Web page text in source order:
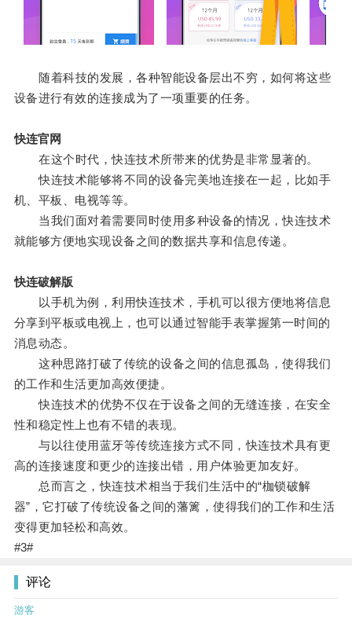
随着科技的发展，各种智能设备层出不穷，如何将这些
设备进行有效的连接成为了一项重要的任务。
快连官网
在这个时代，快连技术所带来的优势是非常显著的。
快连技术能够将不同的设备完美地连接在一起，比如手
机、平板、电视等等。
当我们面对着需要同时使用多种设备的情况，快连技术
就能够方便地实现设备之间的数据共享和信息传递。
快连破解版
以手机为例，利用快连技术，手机可以很方便地将信息
分享到平板或电视上，也可以通过智能手表掌握第一时间的
消息动态。
这种思路打破了传统的设备之间的信息孤岛，使得我们
的工作和生活更加高效便捷。
快连技术的优势不仅在于设备之间的无缝连接，在安全
性和稳定性上也有不错的表现。
与以往使用蓝牙等传统连接方式不同，快连技术具有更
高的连接速度和更少的连接出错，用户体验更加友好。
总而言之，快连技术相当于我们生活中的“枷锁破解
器”，它打破了传统设备之间的藩篱，使得我们的工作和生活
变得更加轻松和高效。
#3#
评论
游客